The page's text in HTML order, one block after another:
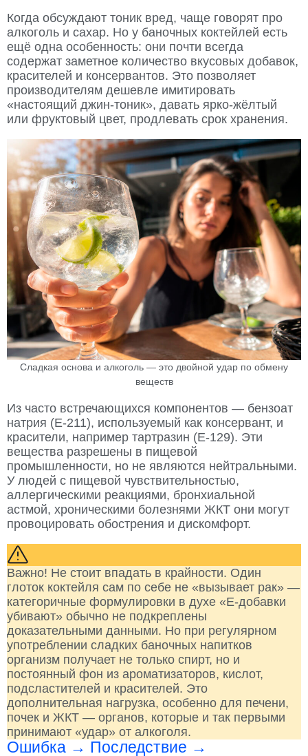
Когда обсуждают тоник вред, чаще говорят про
алкоголь и сахар. Но у баночных коктейлей есть
ещё одна особенность: они почти всегда
содержат заметное количество вкусовых добавок,
красителей и консервантов. Это позволяет
производителям дешевле имитировать
«настоящий джин-тоник», давать ярко-жёлтый
или фруктовый цвет, продлевать срок хранения.
Сладкая основа и алкоголь — это двойной удар по обмену
веществ
Из часто встречающихся компонентов — бензоат
натрия (Е-211), используемый как консервант, и
красители, например тартразин (Е-129). Эти
вещества разрешены в пищевой
промышленности, но не являются нейтральными.
У людей с пищевой чувствительностью,
аллергическими реакциями, бронхиальной
астмой, хроническими болезнями ЖКТ они могут
провоцировать обострения и дискомфорт.
Важно! Не стоит впадать в крайности. Один
глоток коктейля сам по себе не «вызывает рак» —
категоричные формулировки в духе «Е-добавки
убивают» обычно не подкреплены
доказательными данными. Но при регулярном
употреблении сладких баночных напитков
организм получает не только спирт, но и
постоянный фон из ароматизаторов, кислот,
подсластителей и красителей. Это
дополнительная нагрузка, особенно для печени,
почек и ЖКТ — органов, которые и так первыми
принимают «удар» от алкоголя.
Ошибка → Последствие →